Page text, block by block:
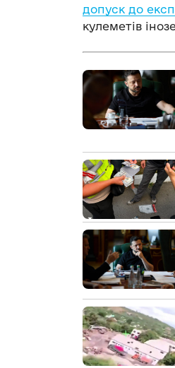
допуск до
кулеметів